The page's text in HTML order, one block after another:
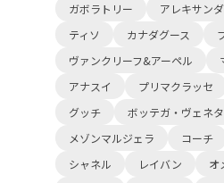
ガボラトリー
アレキサン
ティソ
カナダグース
ヴァンクリーフ&アーペル
アナスイ
プリマクラッセ
グッチ
ボッテガ・ヴェネタ
メゾンマルジェラ
コーチ
シャネル
レイバン
オ